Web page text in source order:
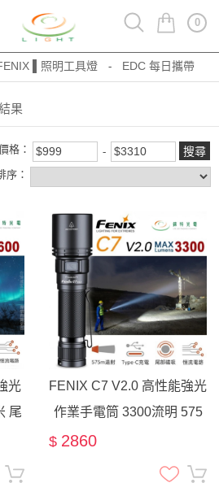
0
▌照明工具燈 - EDC 每日攜帶
果
格：
序：
光
尾
FENIX C7 V2.0 高性能強光
作業手電筒 3300流明 575
米 遠射筒 尾部磁吸 爆閃
$ 2860